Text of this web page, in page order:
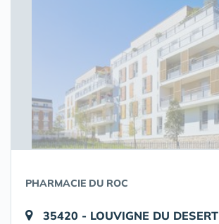
PHARMACIE DU ROC
35420 - LOUVIGNE DU DESERT